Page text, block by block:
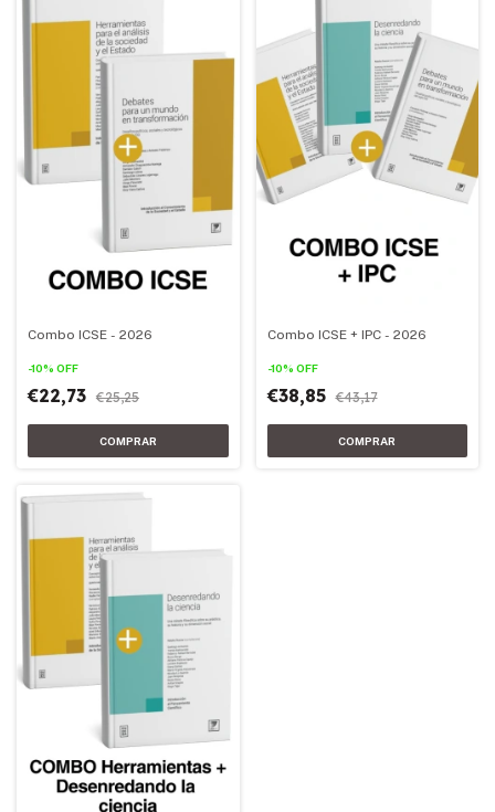
Combo ICSE - 2026
-10% OFF
€22,73 €25,25
Combo ICSE + IPC - 2026
-10% OFF
€38,85 €43,17